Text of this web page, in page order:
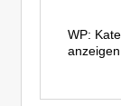
WP:
anzeigen